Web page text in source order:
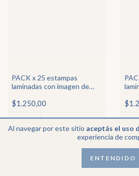
Al navegar por este sitio aceptás el uso
experiencia de
ENTENDIDO
PACK x 25 estampas
laminadas con imagen de
$1.250,00